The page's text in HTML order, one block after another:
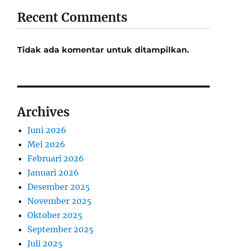
Recent Comments
Tidak ada komentar untuk ditampilkan.
Archives
Juni 2026
Mei 2026
Februari 2026
Januari 2026
Desember 2025
November 2025
Oktober 2025
September 2025
Juli 2025